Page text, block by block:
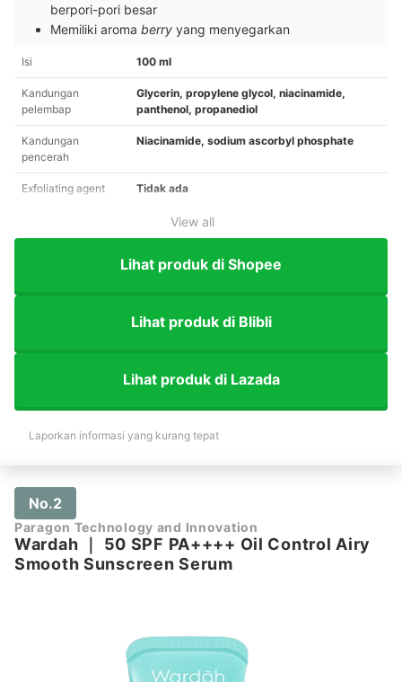
berpori-pori besar
Memiliki aroma berry yang menyegarkan
Isi 100 ml
Kandungan
pelembap
Glycerin, propylene glycol, niacinamide,
panthenol, propanediol
Kandungan
pencerah
Niacinamide, sodium ascorbyl phosphate
Exfoliating agent Tidak ada
View all
Lihat produk di Shopee
Lihat produk di Blibli
Lihat produk di Lazada
Laporkan informasi yang kurang tepat
No.2
Paragon Technology and Innovation
Wardah
50 SPF PA++++ Oil Control Airy
Smooth Sunscreen Serum